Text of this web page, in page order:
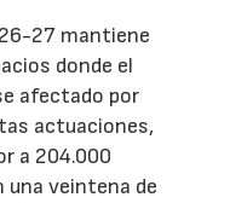
27 mantiene
donde el
afectado por
actuaciones,
a 204.000
una veintena de